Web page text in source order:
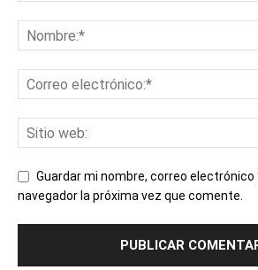
Guardar mi nombre, correo
navegador la próxima vez que comente.